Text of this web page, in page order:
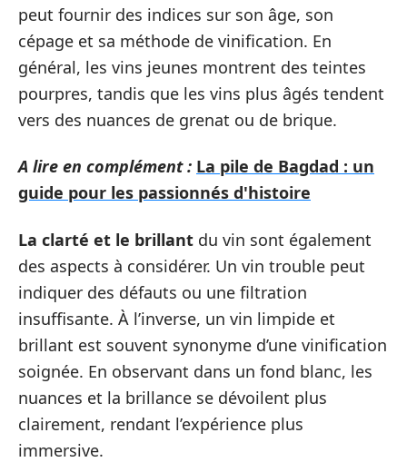
peut fournir des indices sur son âge, son
cépage et sa méthode de vinification. En
général, les vins jeunes montrent des teintes
pourpres, tandis que les vins plus âgés tendent
vers des nuances de grenat ou de brique.
A lire en complément : La pile de Bagdad : un
guide pour les passionnés d'histoire
La clarté et le brillant du vin sont également
des aspects à considérer. Un vin trouble peut
indiquer des défauts ou une filtration
insuffisante. À l’inverse, un vin limpide et
brillant est souvent synonyme d’une vinification
soignée. En observant dans un fond blanc, les
nuances et la brillance se dévoilent plus
clairement, rendant l’expérience plus
immersive.